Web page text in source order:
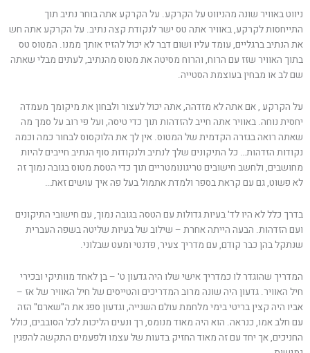
ניווט באוויר שונה מהניווט על הקרקע. על הקרקע אתה בוחר נתיב תוך
התייחסות לקרקע, באוויר אתה טס ישר לנקודת קצה נתיב. על הקרקע אתה חש
את הנתיב ברגליים, עומד עליו ושום דבר לא יכול להזיז אותך ממנו. המטוס טס
בתוך האוויר שזז עם הרוח, והרוח מסיטה את מטוס מהנתיב, לעתים מבלי שאתה
שם לב או מבחין בעוצמת הסטייה.
על הקרקע , אם אתה לא מזדהה, אתה יכול לעצור ולבחון את מיקומך מעמדה
יחסית נוחה. באוויר אתה חייב להזדהות תוך כדי טיסה, ועל פי רוב על סמך מה
שאתה רואה בגזרה הקדמית של המטוס. אין לך את הלוקסוס לבחור כמה וכמה
נקודות הזדהות… כל התיקונים שלך לנתיב ולנקודות סוף הנתיב חייבים להיות
מחושבים, ולחשב חישובים טריגונומטריים תוך כדי הטסת מטוס בגובה נמוך זה
לא פשוט, גם עם קראת בספר ולמדת אתמול בעל פה איך עושים זאת…
בדרך כלל לא היו לד' בעיות גדולות עם הטסה בגובה נמוך, עם חישובי התיקונים
ועם הזדהות. הבעה הייתה אחרת – שילוב של בעיות שליטה בשפה העברית
שנתקל בהן כבר קודם, עם מדריך צעיר, פדנטי ומעט שבלוני.
המדריך שהוגדר לו כמדריך אישי שלו היה גדעון ט' – בן לאחד מוותיקי ובכירי
חיל האוויר. גדעון היה שונה מרוב המדריכים והטייסים של חיל האוויר של אז –
אביו היה קצין בריטי בימי מלחמת עולם השנייה, וגדעון ספג את ה"שארם" הזה
עם חלב אמו, כנראה. הוא היה מאוד מנומס, רך ונעים הליכות לכל הסובבים, כולל
החניכים, אך יחד עם זה מאוד החזיק בדעות של עצמו ולפעמים התקשה להפגין